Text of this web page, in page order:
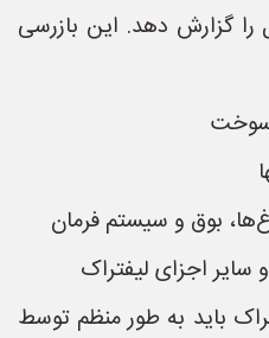
گزارش دهد. این بازرسی
بوق و سیستم فرمان
اجزای لیفتراک
باید به طور منظم توسط